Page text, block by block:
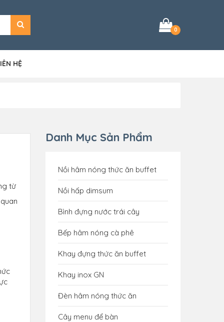
0
HỆ
từ
Danh Mục Sản Phẩm
Nồi hâm nóng thức ăn buffet
Nồi hấp dimsum
Bình đựng nước trái cây
Bếp hâm nóng cà phê
Khay đựng thức ăn buffet
Khay inox GN
Đèn hâm nóng thức ăn
Cây menu để bàn